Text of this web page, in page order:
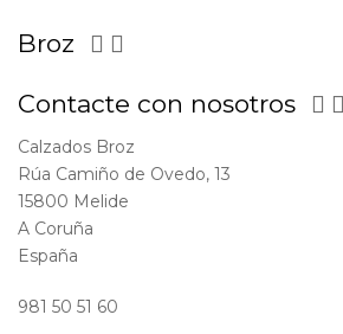
Broz  
Contacte con nosotros  
Calzados Broz
Rúa Camiño de Ovedo, 13
15800 Melide
A Coruña
España
981 50 51 60